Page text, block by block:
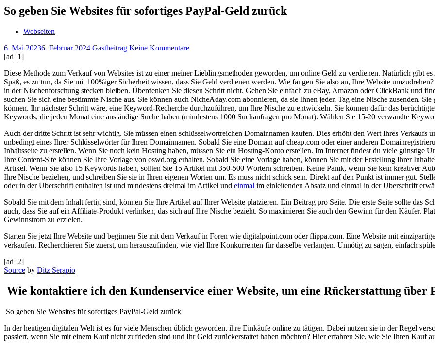
So geben Sie Websites für sofortiges PayPal-Geld zurück
Webseiten
6. Mai 20236. Februar 2024 Gastbeitrag Keine Kommentare
[ad_1]
Diese Methode zum Verkauf von Websites ist zu einer meiner Lieblingsmethoden geworden, um online Geld zu verdienen. Natürlich gibt
Spaß, es zu tun, da Sie mit 100%iger Sicherheit wissen, dass Sie Geld verdienen werden. Wie fangen Sie also an, Ihre Website
in der Nischenforschung stecken bleiben. Überdenken Sie diesen Schritt nicht. Gehen Sie einfach zu eBay, Amazon oder ClickBank und
suchen Sie sich eine bestimmte Nische aus. Sie können auch NicheAday.com abonnieren, da sie Ihnen jeden Tag eine Nische zusenden.
können. Ihr nächster Schritt wäre, eine Keyword-Recherche durchzuführen, um Ihre Nische zu entwickeln. Sie können dafür das
Keywords, die jeden Monat eine anständige Suche haben (mindestens 1000 Suchanfragen pro Monat). Wählen Sie 15-20 verwandte
Auch der dritte Schritt ist sehr wichtig. Sie müssen einen schlüsselwortreichen Domainnamen kaufen. Dies erhöht den Wert Ihres Verkaufs
unbedingt eines Ihrer Schlüsselwörter für Ihren Domainnamen. Sobald Sie eine Domain auf cheap.com oder einer anderen
Inhaltsseite zu erstellen. Wenn Sie noch kein Hosting haben, müssen Sie ein Hosting-Konto erstellen. Im Internet findest du viele günstige
Ihre Content-Site können Sie Ihre Vorlage von oswd.org erhalten. Sobald Sie eine Vorlage haben, können Sie mit der Erstellung Ihrer
Artikel. Wenn Sie also 15 Keywords haben, sollten Sie 15 Artikel mit 350-500 Wörtern schreiben. Keine Panik, wenn Sie kein kreativer
Ihre Nische beziehen, und schreiben Sie sie in Ihren eigenen Worten um. Es muss nicht schick sein. Direkt auf den Punkt ist immer gut.
oder in der Überschrift enthalten ist und mindestens dreimal im Artikel und einmal im einleitenden Absatz und einmal in der Überschrift
Sobald Sie mit dem Inhalt fertig sind, können Sie Ihre Artikel auf Ihrer Website platzieren. Ein Beitrag pro Seite. Die erste Seite sollte das
auch, dass Sie auf ein Affiliate-Produkt verlinken, das sich auf Ihre Nische bezieht. So maximieren Sie auch den Gewinn für den Käufer.
Gewinnstrom zu erzielen.
Starten Sie jetzt Ihre Website und beginnen Sie mit dem Verkauf in Foren wie digitalpoint.com oder flippa.com. Eine Website mit
verkaufen. Recherchieren Sie zuerst, um herauszufinden, wie viel Ihre Konkurrenten für dasselbe verlangen. Unnötig zu sagen, einfach
[ad_2]
Source by Ditz Serapio
Wie kontaktiere ich den Kundenservice​ einer Website, um ⁤eine Rückerstattung über
​ So⁤ geben Sie Websites⁤ für sofortiges PayPal-Geld ‍zurück
In der heutigen digitalen Welt ist es für viele Menschen‌ üblich geworden, ihre Einkäufe‍ online zu tätigen.⁣ Dabei nutzen sie in der ⁢Regel
passiert, wenn Sie mit einem​ Kauf nicht zufrieden sind und Ihr Geld zurückerstattet haben möchten? Hier erfahren Sie, wie Sie Ihren​ Kauf